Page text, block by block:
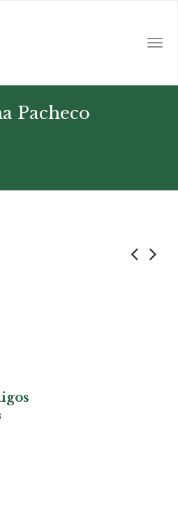
Pacheco